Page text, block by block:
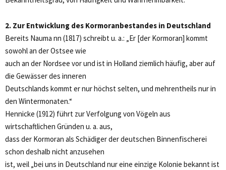
2. Zur Entwicklung des Kormoranbestandes in Deutschland
Bereits Nauma nn (1817) schreibt u. a.: „Er [der Kormoran] kommt
sowohl an der Ostsee wie
auch an der Nordsee vor und ist in Holland ziemlich häufig, aber auf
die Gewässer des inneren
Deutschlands kommt er nur höchst selten, und mehrentheils nur in
den Wintermonaten.“
Hennicke (1912) führt zur Verfolgung von Vögeln aus
wirtschaftlichen Gründen u. a. aus,
dass der Kormoran als Schädiger der deutschen Binnenfischerei
schon deshalb nicht anzusehen
ist, weil „bei uns in Deutschland nur eine einzige Kolonie bekannt ist